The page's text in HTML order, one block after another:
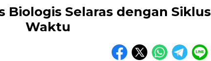
Biologis Selaras dengan Siklus
Waktu